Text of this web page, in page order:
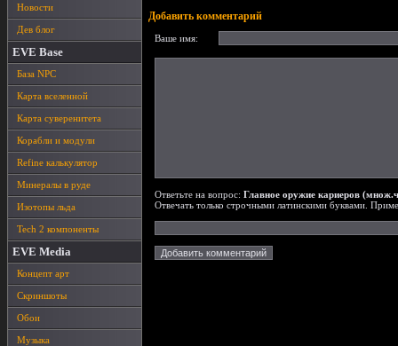
Новости
Дев блог
EVE Base
База NPC
Карта вселенной
Карта суверенитета
Корабли и модули
Refine калькулятор
Минералы в руде
Изотопы льда
Tech 2 компоненты
EVE Media
Концепт арт
Скриншоты
Обои
Музыка
Добавить комментарий
Ваше имя:
Ответьте на вопрос: Главное оружие кариеров
Отвечать только строчными латинскими буквами.